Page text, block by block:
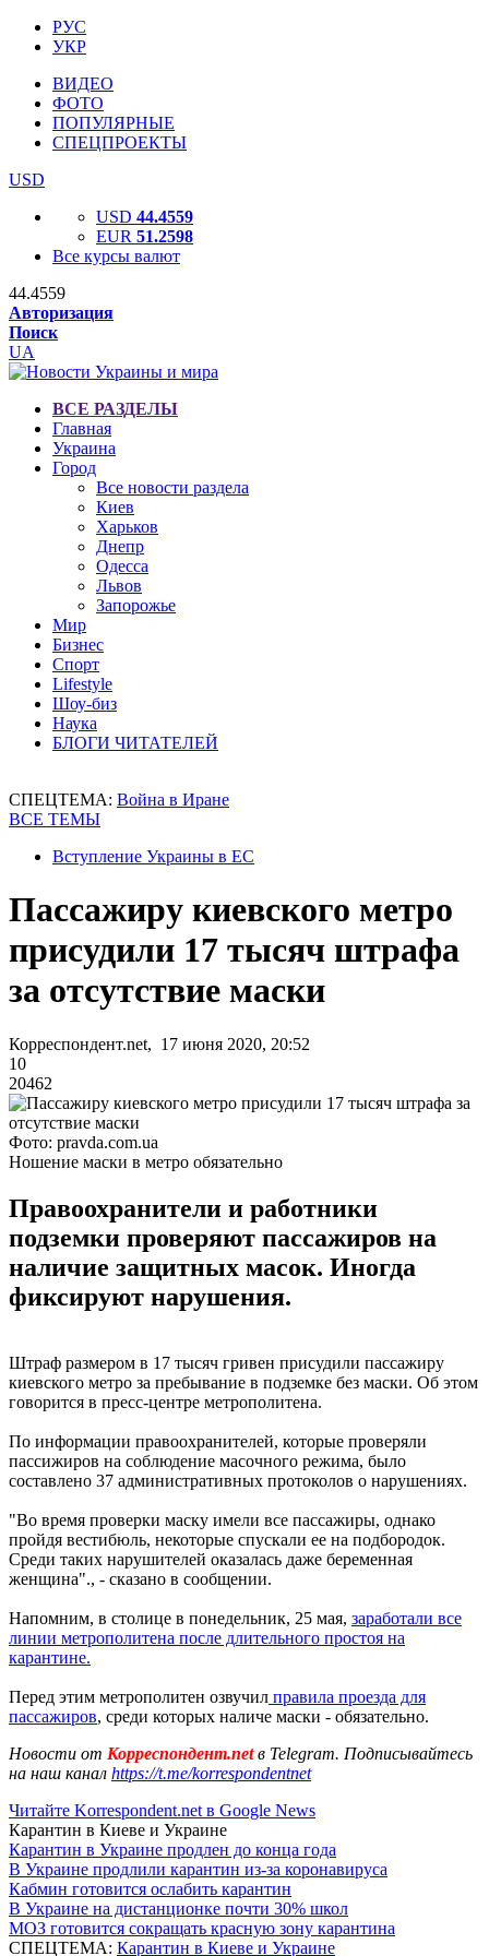
РУС
УКР
ВИДЕО
ФОТО
ПОПУЛЯРНЫЕ
СПЕЦПРОЕКТЫ
USD
USD 44.4559
EUR 51.2598
Все курсы валют
44.4559
Авторизация
Поиск
UA
ВСЕ РАЗДЕЛЫ
Главная
Украина
Город
Все новости раздела
Киев
Харьков
Днепр
Одесса
Львов
Запорожье
Мир
Бизнес
Спорт
Lifestyle
Шоу-биз
Наука
БЛОГИ ЧИТАТЕЛЕЙ
СПЕЦТЕМА: Война в Иране
ВСЕ ТЕМЫ
Вступление Украины в ЕС
Пассажиру киевского метро
присудили 17 тысяч штрафа
за отсутствие маски
Корреспондент.net, 17 июня 2020, 20:52
10
20462
Фото: pravda.com.ua
Ношение маски в метро обязательно
Правоохранители и работники
подземки проверяют пассажиров на
наличие защитных масок. Иногда
фиксируют нарушения.
Штраф размером в 17 тысяч гривен присудили пассажиру
киевского метро за пребывание в подземке без маски. Об этом
говорится в пресс-центре метрополитена.
По информации правоохранителей, которые проверяли
пассижиров на соблюдение масочного режима, было
составлено 37 административных протоколов о нарушениях.
"Во время проверки маску имели все пассажиры, однако
пройдя вестибюль, некоторые спускали ее на подбородок.
Среди таких нарушителей оказалась даже беременная
женщина"., - сказано в сообщении.
Напомним, в столице в понедельник, 25 мая, заработали все
линии метрополитена после длительного простоя на
карантине.
Перед этим метрополитен озвучил правила проезда для
пассажиров, среди которых наличе маски - обязательно.
Новости от Корреспондент.netв Telegram. Подписывайтесь
на наш канал https://t.me/korrespondentnet
Читайте Korrespondent.net в Google News
Карантин в Киеве и Украине
Карантин в Украине продлен до конца года
В Украине продлили карантин из-за коронавируса
Кабмин готовится ослабить карантин
В Украине на дистанционке почти 30% школ
МОЗ готовится сокращать красную зону карантина
СПЕЦТЕМА: Карантин в Киеве и Украине